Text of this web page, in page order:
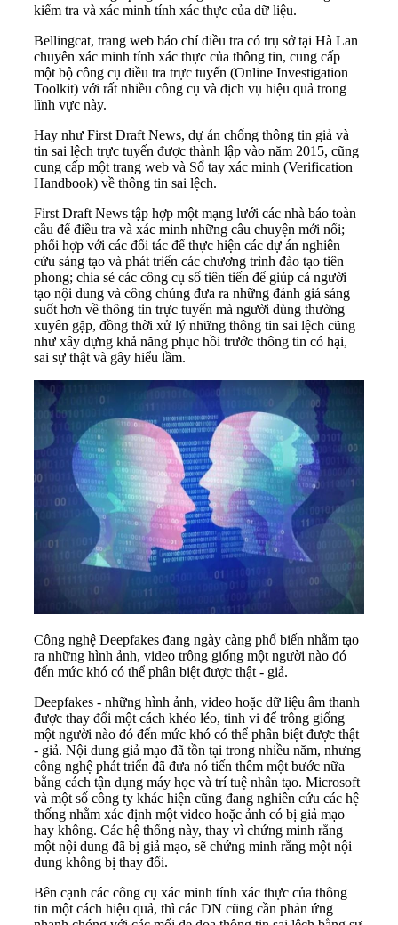
kiểm tra và xác minh tính xác thực của dữ liệu.
Bellingcat, trang web báo chí điều tra có trụ sở tại Hà Lan
chuyên xác minh tính xác thực của thông tin, cung cấp
một bộ công cụ điều tra trực tuyến (Online Investigation
Toolkit) với rất nhiều công cụ và dịch vụ hiệu quả trong
lĩnh vực này.
Hay như First Draft News, dự án chống thông tin giả và
tin sai lệch trực tuyến được thành lập vào năm 2015, cũng
cung cấp một trang web và Sổ tay xác minh (Verification
Handbook) về thông tin sai lệch.
First Draft News tập hợp một mạng lưới các nhà báo toàn
cầu để điều tra và xác minh những câu chuyện mới nổi;
phối hợp với các đối tác để thực hiện các dự án nghiên
cứu sáng tạo và phát triển các chương trình đào tạo tiên
phong; chia sẻ các công cụ số tiên tiến để giúp cả người
tạo nội dung và công chúng đưa ra những đánh giá sáng
suốt hơn về thông tin trực tuyến mà người dùng thường
xuyên gặp, đồng thời xử lý những thông tin sai lệch cũng
như xây dựng khả năng phục hồi trước thông tin có hại,
sai sự thật và gây hiểu lầm.
Công nghệ Deepfakes đang ngày càng phổ biến nhằm tạo
ra những hình ảnh, video trông giống một người nào đó
đến mức khó có thể phân biệt được thật - giả.
Deepfakes - những hình ảnh, video hoặc dữ liệu âm thanh
được thay đổi một cách khéo léo, tinh vi để trông giống
một người nào đó đến mức khó có thể phân biệt được thật
- giả. Nội dung giả mạo đã tồn tại trong nhiều năm, nhưng
công nghệ phát triển đã đưa nó tiến thêm một bước nữa
bằng cách tận dụng máy học và trí tuệ nhân tạo. Microsoft
và một số công ty khác hiện cũng đang nghiên cứu các hệ
thống nhằm xác định một video hoặc ảnh có bị giả mạo
hay không. Các hệ thống này, thay vì chứng minh rằng
một nội dung đã bị giả mạo, sẽ chứng minh rằng một nội
dung không bị thay đổi.
Bên cạnh các công cụ xác minh tính xác thực của thông
tin một cách hiệu quả, thì các DN cũng cần phản ứng